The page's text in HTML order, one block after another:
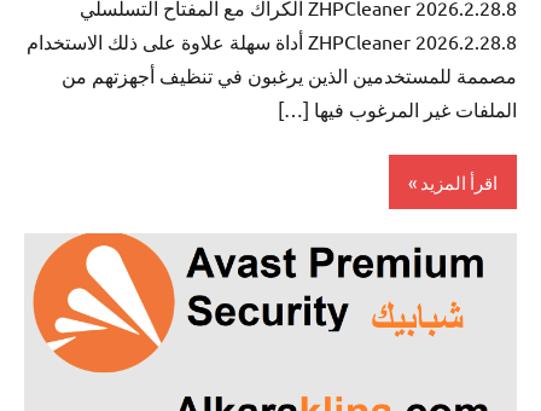
ZHPCleaner 2026.2.28.8 الكراك مع المفتاح التسلسلي
ZHPCleaner 2026.2.28.8 أداة سهلة علاوة على ذلك الاستخدام
مصممة للمستخدمين الذين يرغبون في تنظيف أجهزتهم من
الملفات غير المرغوب فيها […]
اقرأ المزيد
Antivirus